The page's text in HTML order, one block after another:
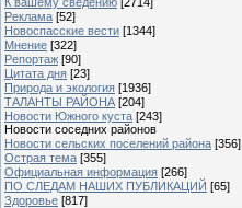
Реклама [52]
Новоспасские вести [1344]
Мнение [322]
Репортаж [90]
Цитата дня [23]
Природа и экология [1936]
ТАЛАНТЫ РАЙОНА [204]
Новости Южного куста [243]
Новости соседних районов
Новости сельских поселений района [356]
Острая тема [355]
Официальная информация [266]
ПО СЛЕДАМ НАШИХ ПУБЛИКАЦИЙ [65]
Здоровье [817]